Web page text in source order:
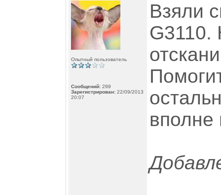
Опытный пользователь
Сообщений: 299
Зарегистрирован: 22/09/2013
20:07
Взяли
G3110.
вполне